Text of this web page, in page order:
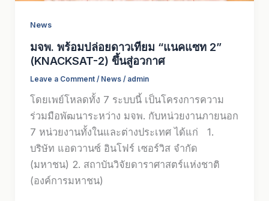
News
มจพ. พร้อมปล่อยดาวเทียม “แนคแซท 2”
(KNACKSAT-2) ขึ้นสู่อวกาศ
Leave a Comment / News/ admin
โดยเพย์โหลดทั้ง 7 ระบบนี้ เป็นโครงการความ
ร่วมมือพัฒนาระหว่าง มจพ. กับหน่วยงานภายนอก
7 หน่วยงานทั้งในและต่างประเทศ ได้แก่ 1.
บริษัท แอดวานซ์ อินโฟร์ เซอร์วิส จำกัด
(มหาชน) 2. สถาบันวิจัยดาราศาสตร์แห่งชาติ
(องค์การมหาชน)